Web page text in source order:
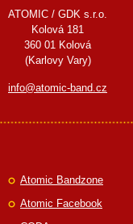
ATOMIC / GDK s.r.o.
Kolová 181
360 01 Kolová
(Karlovy Vary)
info@atomic-band.cz
Atomic Bandzone
Atomic Facebook